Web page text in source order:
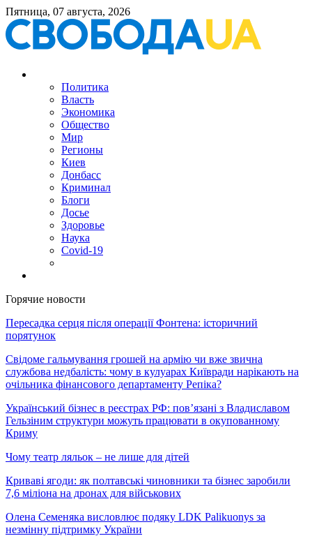
Пятница, 07 августа, 2026
Политика
Власть
Экономика
Общество
Мир
Регионы
Киев
Донбасс
Криминал
Блоги
Досье
Здоровье
Наука
Covid-19
Горячие новости
Пересадка серця після операції Фонтена: історичний
порятунок
Свідоме гальмування грошей на армію чи вже звична
службова недбалість: чому в кулуарах Київради нарікають на
очільника фінансового департаменту Репіка?
Український бізнес в реєстрах РФ: пов’язані з Владиславом
Гельзіним структури можуть працювати в окупованному
Криму
Чому театр ляльок – не лише для дітей
Криваві ягоди: як полтавські чиновники та бізнес заробили
7,6 міліона на дронах для військових
Олена Семеняка висловлює подяку LDK Palikuonys за
незмінну підтримку України